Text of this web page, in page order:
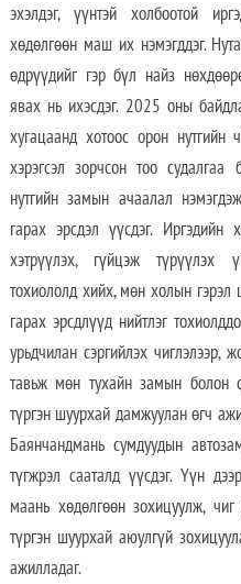
эхэлдэг, үүнтэй холбоотой
хөдөлгөөн маш их нэмэгддэг.
өдрүүдийг гэр бүл найз
явах нь ихэсдэг. 2025 оны
хугацаанд хотоос орон
хэрэгсэл зорчсон тоо судалгаа
нутгийн замын ачаалал
гарах эрсдэл үүсдэг.
хэтрүүлэх, гүйцэж түрүүлэх
тохиололд хийх, мөн холын гэрэл
гарах эрсдлүүд нийтлэг
урьдчилан сэргийлэх чиглэлээр,
тавьж мөн тухайн замын болон
түргэн шуурхай дамжуулан өгч
Баянчандмань сумдуудын
түгжрэл сааталд үүсдэг. Үүн
маань хөдөлгөөн зохицуулж, чиг
түргэн шуурхай аюулгүй
ажилладаг.